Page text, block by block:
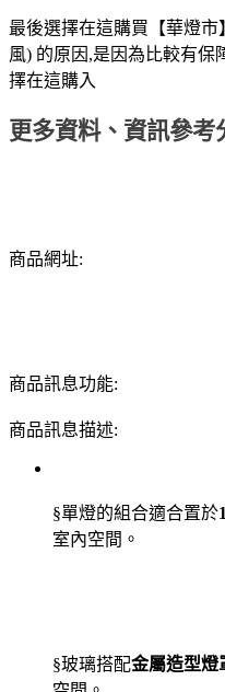
最後選擇在這購買【華燈
風) 的原因,是因為比較有保
擇在這購入
更多資料、資訊參考
商品網址:
商品訊息功能:
商品訊息描述:
§單燈的組合適合置於
室內空間。
§玻璃搭配金屬造型燈